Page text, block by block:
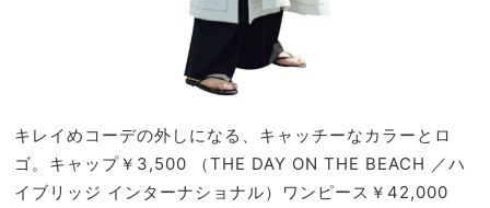
キレイめコーデの外しになる、キャッチーなカラーとロ
ゴ。キャップ￥3,500 （THE DAY ON THE BEACH ／ハ
イブリッジ インターナショナル）ワンピース￥42,000